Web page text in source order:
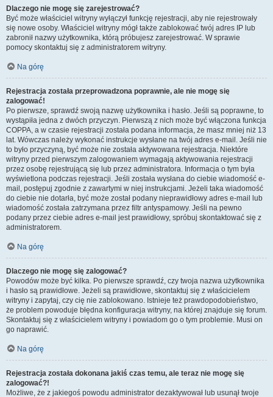
Dlaczego nie mogę się zarejestrować?
Być może właściciel witryny wyłączył funkcję rejestracji, aby nie rejestrowały
się nowe osoby. Właściciel witryny mógł także zablokować twój adres IP lub
zabronił nazwy użytkownika, którą próbujesz zarejestrować. W sprawie
pomocy skontaktuj się z administratorem witryny.
Na górę
Rejestracja została przeprowadzona poprawnie, ale nie mogę się
zalogować!
Po pierwsze, sprawdź swoją nazwę użytkownika i hasło. Jeśli są poprawne, to
wystąpiła jedna z dwóch przyczyn. Pierwszą z nich może być włączona funkcja
COPPA, a w czasie rejestracji została podana informacja, że masz mniej niż 13
lat. Wówczas należy wykonać instrukcje wysłane na twój adres e-mail. Jeśli nie
to było przyczyną, być może nie została aktywowana rejestracja. Niektóre
witryny przed pierwszym zalogowaniem wymagają aktywowania rejestracji
przez osobę rejestrującą się lub przez administratora. Informacja o tym była
wyświetlona podczas rejestracji. Jeśli została wysłana do ciebie wiadomość e-
mail, postępuj zgodnie z zawartymi w niej instrukcjami. Jeżeli taka wiadomość
do ciebie nie dotarła, być może został podany nieprawidłowy adres e-mail lub
wiadomość została zatrzymana przez filtr antyspamowy. Jeśli na pewno
podany przez ciebie adres e-mail jest prawidłowy, spróbuj skontaktować się z
administratorem.
Na górę
Dlaczego nie mogę się zalogować?
Powodów może być kilka. Po pierwsze sprawdź, czy twoja nazwa użytkownika
i hasło są prawidłowe. Jeżeli są prawidłowe, skontaktuj się z właścicielem
witryny i zapytaj, czy cię nie zablokowano. Istnieje też prawdopodobieństwo,
że problem powoduje błędna konfiguracja witryny, na której znajduje się forum.
Skontaktuj się z właścicielem witryny i powiadom go o tym problemie. Musi on
go naprawić.
Na górę
Rejestracja została dokonana jakiś czas temu, ale teraz nie mogę się
zalogować?!
Możliwe, że z jakiegoś powodu administrator dezaktywował lub usunął twoje